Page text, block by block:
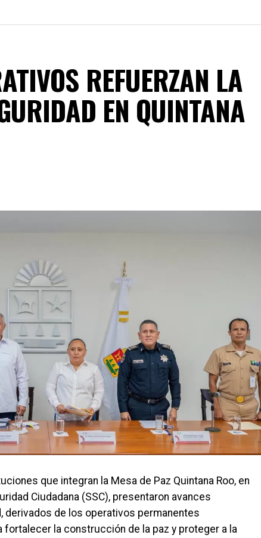
REFUERZAN LA
EN QUINTANA
que integran la Mesa de Paz Quintana Roo, en
Ciudadana (SSC), presentaron avances
derivados de los operativos permanentes
la construcción de la paz y proteger a la